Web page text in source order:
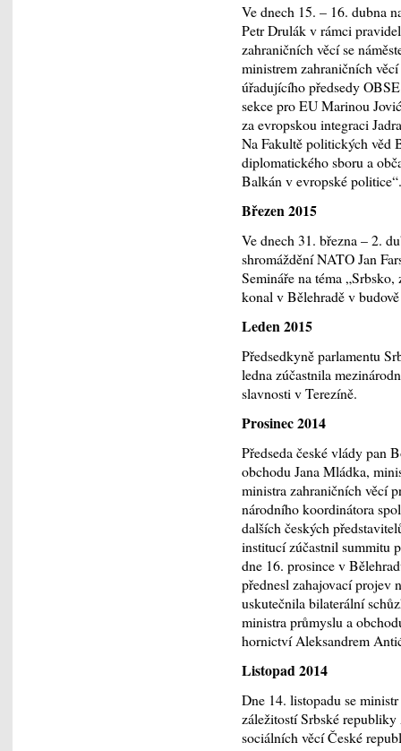
Ve dnech 15. – 16. dubna
Petr Drulák v rámci
zahraničních věcí se
ministrem zahraničních
úřadujícího předsedy
sekce pro EU Marinou
za evropskou integraci
Na Fakultě politických věd
diplomatického sboru a
Balkán v evropské politice“.
Březen 2015
Ve dnech 31. března – 2.
shromáždění NATO Jan
Semináře na téma
konal v Bělehradě v
Leden 2015
Předsedkyně parlamentu
ledna zúčastnila
slavnosti v Terezíně.
Prosinec 2014
Předseda české vlády pan
obchodu Jana Mládka,
ministra zahraničních věcí
národního koordinátora
dalších českých
institucí zúčastnil summitu
dne 16. prosince v
přednesl zahajovací projev
uskutečnila bilaterální
ministra průmyslu a
hornictví Aleksandrem
Listopad 2014
Dne 14. listopadu se
záležitostí Srbské
sociálních věcí České